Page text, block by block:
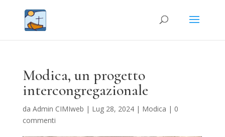
Modica, un progetto
intercongregazionale
da Admin CIMIweb | Lug 28, 2024| Modica | 0
commenti